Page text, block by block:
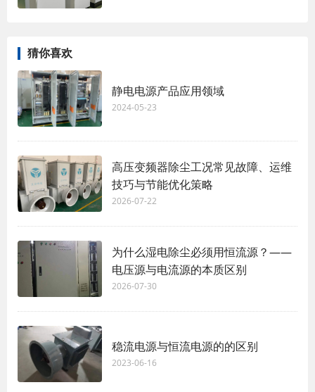
猜你喜欢
静电电源产品应用领域
2024-05-23
高压变频器除尘工况常见故障、运维
技巧与节能优化策略
2026-07-22
为什么湿电除尘必须用恒流源？——
电压源与电流源的本质区别
2026-07-30
稳流电源与恒流电源的的区别
2023-06-16